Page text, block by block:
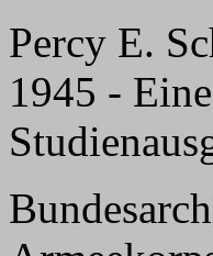
Percy E.
1945 -